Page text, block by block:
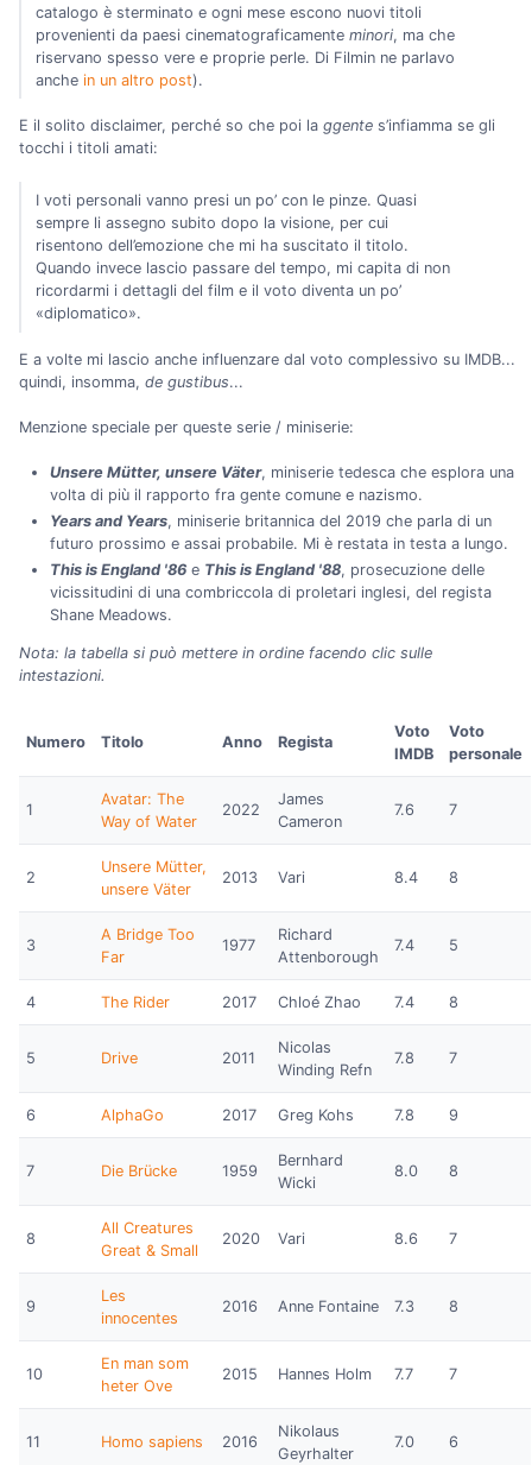
catalogo è sterminato e ogni mese escono nuovi titoli
provenienti da paesi cinematograficamenteminori, ma che
riservano spesso vere e proprie perle. Di Filmin ne parlavo
anche in un altro post).
E il solito disclaimer, perché so che poi la ggente s’infiamma se gli
tocchi i titoli amati:
I voti personali vanno presi un po’ con le pinze. Quasi
sempre li assegno subito dopo la visione, per cui
risentono dell’emozione che mi ha suscitato il titolo.
Quando invece lascio passare del tempo, mi capita di non
ricordarmi i dettagli del film e il voto diventa un po’
«diplomatico».
E a volte mi lascio anche influenzare dal voto complessivo su IMDB...
quindi, insomma, de gustibus...
Menzione speciale per queste serie / miniserie:
Unsere Mütter, unsere Väter, miniserie tedesca che esplora una
volta di più il rapporto fra gente comune e nazismo.
Years and Years, miniserie britannica del 2019 che parla di un
futuro prossimo e assai probabile. Mi è restata in testa a lungo.
This is England '86e This is England '88, prosecuzione delle
vicissitudini di una combriccola di proletari inglesi, del regista
Shane Meadows.
Nota: la tabella si può mettere in ordine facendo clic sulle
intestazioni.
Numero Titolo Anno Regista
Voto
IMDB
Voto
personale
1
Avatar: The
Way of Water
2022
James
Cameron
7.6 7
2
Unsere Mütter,
unsere Väter
2013 Vari 8.4 8
3
A Bridge Too
Far
1977
Richard
Attenborough
7.4 5
4 The Rider 2017 Chloé Zhao 7.4 8
5 Drive 2011
Nicolas
Winding Refn
7.8 7
6 AlphaGo 2017 Greg Kohs 7.8 9
7 Die Brücke 1959
Bernhard
Wicki
8.0 8
8
All Creatures
Great & Small
2020 Vari 8.6 7
9
Les
innocentes
2016 Anne Fontaine 7.3 8
10
En man som
heter Ove
2015 Hannes Holm 7.7 7
11 Homo sapiens 2016
Nikolaus
Geyrhalter
7.0 6